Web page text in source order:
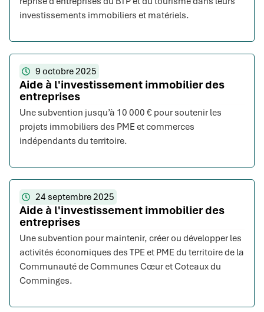
investissements immobiliers et matériels.
9 octobre 2025
Aide à l'investissement immobilier des
entreprises
Une subvention jusqu’à 10 000 € pour soutenir les
projets immobiliers des PME et commerces
indépendants du territoire.
24 septembre 2025
Aide à l'investissement immobilier des
entreprises
Une subvention pour maintenir, créer ou développer les
activités économiques des TPE et PME du territoire de la
Communauté de Communes Cœur et Coteaux du
Comminges.